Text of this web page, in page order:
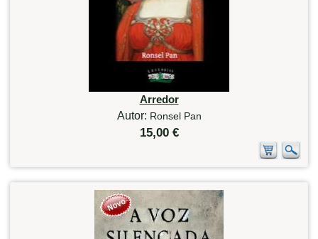
Arredor
Autor: Ronsel Pan
15,00 €